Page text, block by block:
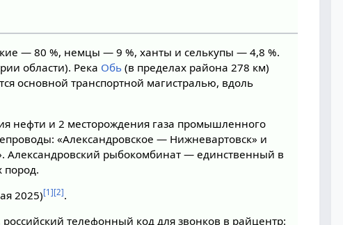
— 80 %, немцы — 9 %, ханты и селькупы — 4,8 %.
области). Река Обь (в пределах района 278 км)
основной транспортной магистралью, вдоль
нефти и 2 месторождения газа промышленного
«Александровское — Нижневартовск» и
Александровский рыбокомбинат — единственный в
пород.
2025)[1][2].
телефонный код для звонков в райцентр: